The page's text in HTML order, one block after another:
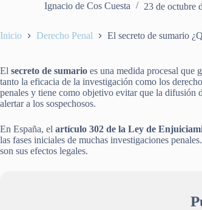
Ignacio de Cos Cuesta 23 de octubre
Inicio Derecho Penal El secreto de sumario
El secreto de sumario es una medida procesal que
tanto la eficacia de la investigación como los
penales y tiene como objetivo evitar que la
alertar a los sospechosos.
En España, el artículo 302 de la Ley de
las fases iniciales de muchas investigaciones
son sus efectos legales.